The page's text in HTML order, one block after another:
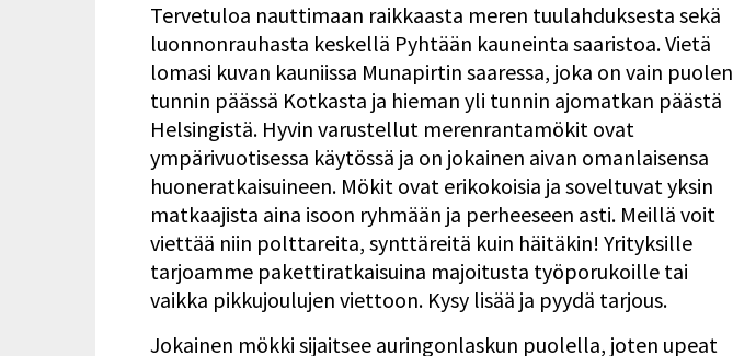
Tervetuloa nauttimaan raikkaasta meren tuulahduksesta sekä
luonnonrauhasta keskellä Pyhtään kauneinta saaristoa. Vietä
lomasi kuvan kauniissa Munapirtin saaressa, joka on vain puolen
tunnin päässä Kotkasta ja hieman yli tunnin ajomatkan päästä
Helsingistä. Hyvin varustellut merenrantamökit ovat
ympärivuotisessa käytössä ja on jokainen aivan omanlaisensa
huoneratkaisuineen. Mökit ovat erikokoisia ja soveltuvat yksin
matkaajista aina isoon ryhmään ja perheeseen asti. Meillä voit
viettää niin polttareita, synttäreitä kuin häitäkin! Yrityksille
tarjoamme pakettiratkaisuina majoitusta työporukoille tai
vaikka pikkujoulujen viettoon. Kysy lisää ja pyydä tarjous.
Jokainen mökki sijaitsee auringonlaskun puolella, joten upeat